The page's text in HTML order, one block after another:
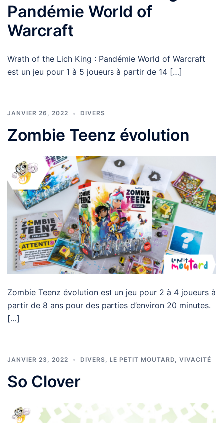
Pandémie World of
Warcraft
Wrath of the Lich King : Pandémie World of Warcraft
est un jeu pour 1 à 5 joueurs à partir de 14 […]
JANVIER 26, 2022 DIVERS
Zombie Teenz évolution
Zombie Teenz évolution est un jeu pour 2 à 4 joueurs à
partir de 8 ans pour des parties d’environ 20 minutes.
[…]
JANVIER 23, 2022 DIVERS LE PETIT MOUTARD VIVACITÉ
So Clover